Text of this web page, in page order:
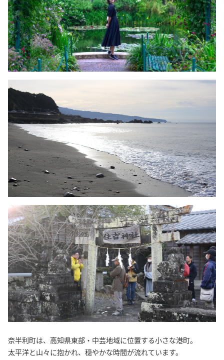
奈半利町は、高知県東部・中芸地域に位置する小さな港町。
太平洋と山々に抱かれ、穏やかな時間が流れています。